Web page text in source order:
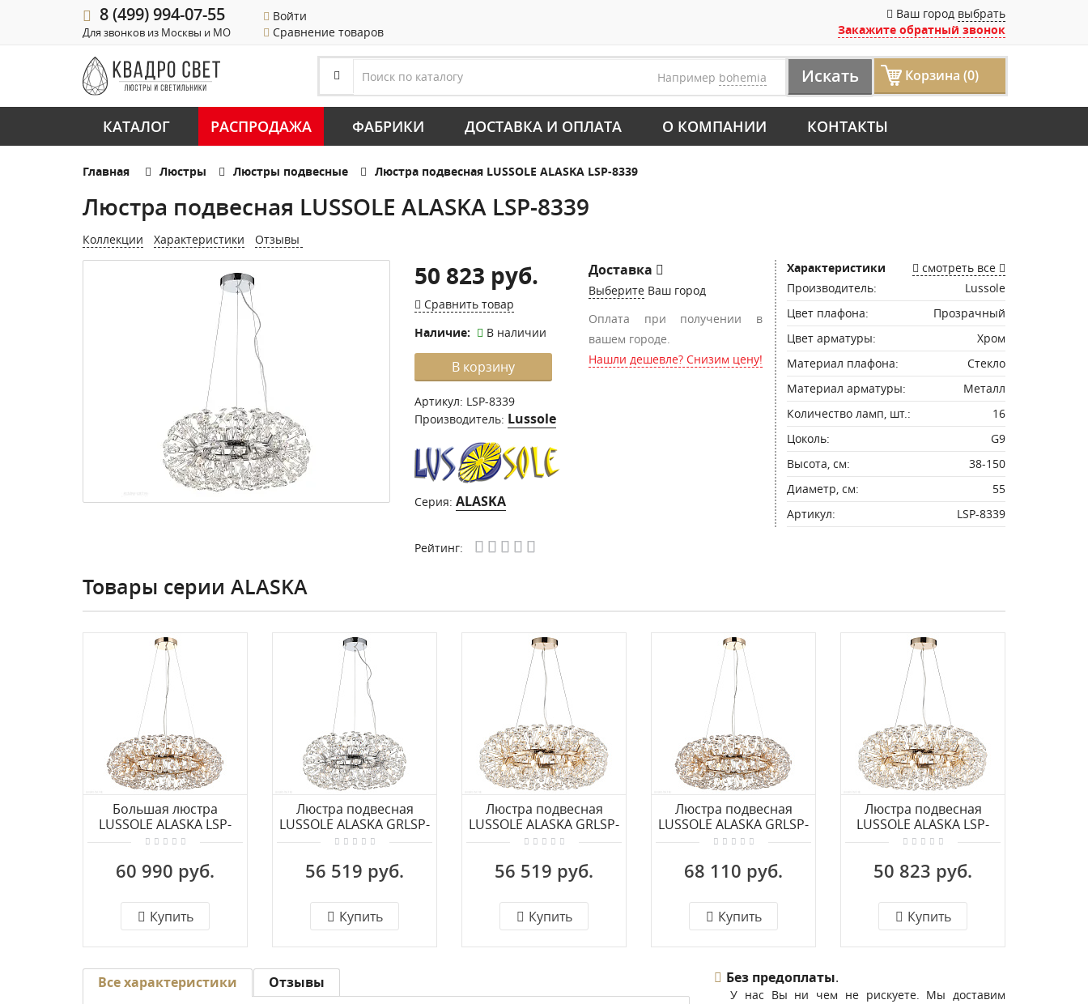
8 (499) 994-07-55
Для звонков из Москвы и МО
Войти
Сравнение товаров
Ваш город выбрать
Закажите обратный звонок
Например bohemia Искать Корзина (0)
КАТАЛОГ РАСПРОДАЖА ФАБРИКИ ДОСТАВКА И ОПЛАТА О КОМПАНИИ КОНТАКТЫ
Главная Люстры Люстры подвесные Люстра подвесная LUSSOLE ALASKA LSP-8339
Люстра подвесная LUSSOLE ALASKA LSP-8339
Коллекции Характеристики Отзывы
50 823 руб.
Сравнить товар
Наличие:
В наличии
В корзину
Артикул: LSP-8339
Производитель: Lussole
Серия: ALASKA
Доставка
Выберите Ваш город
Оплата при получении в
вашем городе.
Нашли дешевле? Снизим цену!
Рейтинг:
Характеристики
смотреть все
Производитель:
Lussole
Цвет плафона:
Прозрачный
Цвет арматуры:
Хром
Материал плафона:
Стекло
Материал арматуры:
Металл
Количество ламп, шт.:
16
Цоколь:
G9
Высота, см:
38-150
Диаметр, см:
55
Артикул:
LSP-8339
Товары серии ALASKA
Большая люстра
LUSSOLE ALASKA LSP-
8338
60 990 руб.
Купить
Люстра подвесная
LUSSOLE ALASKA GRLSP-
8339
56 519 руб.
Купить
Люстра подвесная
LUSSOLE ALASKA GRLSP-
8340
56 519 руб.
Купить
Люстра подвесная
LUSSOLE ALASKA GRLSP-
8338
68 110 руб.
Купить
Люстра подвесная
LUSSOLE ALASKA LSP-
8340
50 823 руб.
Купить
Все характеристики Отзывы Без предоплаты.
У нас Вы ни чем не рискуете. Мы доставим